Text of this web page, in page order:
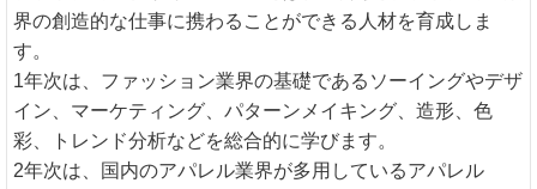
界の創造的な仕事に携わることができる人材を育成しま
す。
1年次は、ファッション業界の基礎であるソーイングやデザ
イン、マーケティング、パターンメイキング、造形、色
彩、トレンド分析などを総合的に学びます。
2年次は、国内のアパレル業界が多用しているアパレル